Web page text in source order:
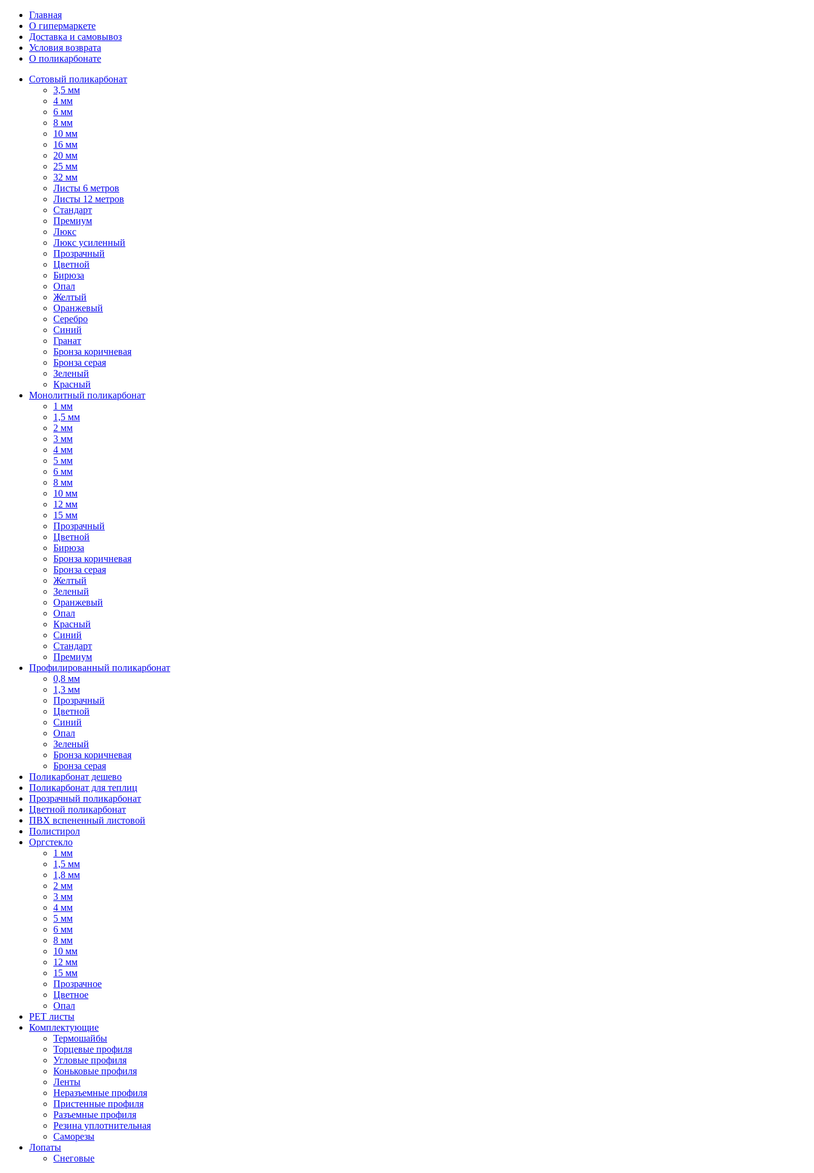
Главная
О гипермаркете
Доставка и самовывоз
Условия возврата
О поликарбонате
Сотовый поликарбонат
3,5 мм
4 мм
6 мм
8 мм
10 мм
16 мм
20 мм
25 мм
32 мм
Листы 6 метров
Листы 12 метров
Стандарт
Премиум
Люкс
Люкс усиленный
Прозрачный
Цветной
Бирюза
Опал
Желтый
Оранжевый
Серебро
Синий
Гранат
Бронза коричневая
Бронза серая
Зеленый
Красный
Монолитный поликарбонат
1 мм
1,5 мм
2 мм
3 мм
4 мм
5 мм
6 мм
8 мм
10 мм
12 мм
15 мм
Прозрачный
Цветной
Бирюза
Бронза коричневая
Бронза серая
Желтый
Зеленый
Оранжевый
Опал
Красный
Синий
Стандарт
Премиум
Профилированный поликарбонат
0,8 мм
1,3 мм
Прозрачный
Цветной
Синий
Опал
Зеленый
Бронза коричневая
Бронза серая
Поликарбонат дешево
Поликарбонат для теплиц
Прозрачный поликарбонат
Цветной поликарбонат
ПВХ вспененный листовой
Полистирол
Оргстекло
1 мм
1,5 мм
1,8 мм
2 мм
3 мм
4 мм
5 мм
6 мм
8 мм
10 мм
12 мм
15 мм
Прозрачное
Цветное
Опал
PET листы
Комплектующие
Термошайбы
Торцевые профиля
Угловые профиля
Коньковые профиля
Ленты
Неразъемные профиля
Пристенные профиля
Разъемные профиля
Резина уплотнительная
Саморезы
Лопаты
Снеговые